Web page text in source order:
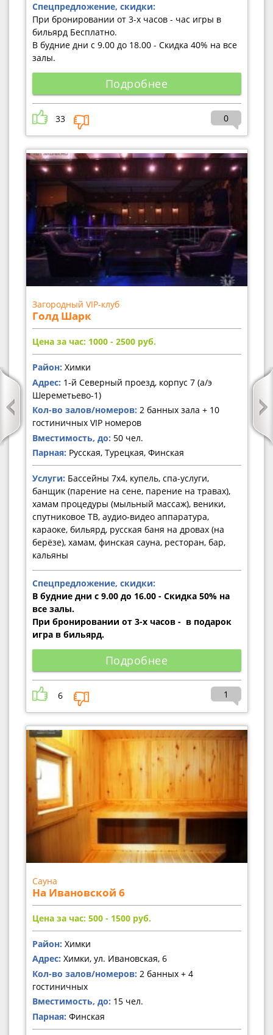
Спецпредложение, скидки:
При бронировании от 3-х часов - час игры в
бильярд Бесплатно.
В будние дни с 9.00 до 18.00 - Скидка 40% на все
залы.
Подробнее
33 0
Загородный VIP-клуб
Голд Шарк
Цена за час: 1000 - 2500 руб.
Район: Химки
Адрес: 1-й Северный проезд, корпус 7 (а/э
Шереметьево-1)
Кол-во залов/номеров: 2 банных зала + 10
гостиничных VIP номеров
Вместимость, до: 50 чел.
Парная: Русская, Турецкая, Финская
Услуги: Бассейны 7х4, купель, спа-услуги,
банщик (парение на сене, парение на травах),
хамам процедуры (мыльный массаж), веники,
спутниковое ТВ, аудио-видео аппаратура,
караоке, бильярд, русская баня на дровах (на
берёзе), хамам, финская сауна, ресторан, бар,
кальяны
Спецпредложение, скидки:
В будние дни с 9.00 до 16.00 - Скидка 50% на
все залы.
При бронировании от 3-х часов - в подарок
игра в бильярд.
Подробнее
6 1
Сауна
На Ивановской 6
Цена за час: 500 - 1500 руб.
Район: Химки
Адрес: Химки, ул. Ивановская, 6
Кол-во залов/номеров: 2 банных + 4
гостиничных
Вместимость, до: 15 чел.
Парная: Финская